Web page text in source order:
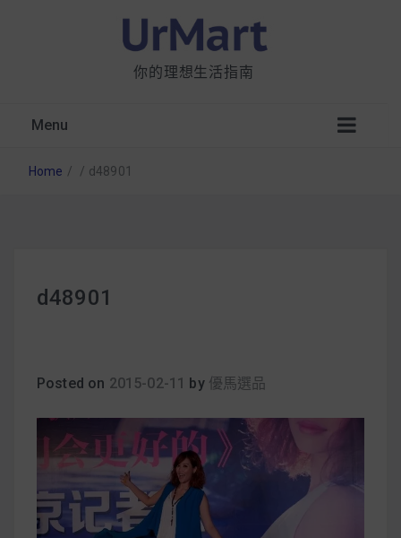
你的理想生活指南
Menu
析：成分、營養價值及其優缺點
簡單料理
健身重訓菜單
Home / / d48901
d48901
Posted on 2015-02-11 by 優馬選品